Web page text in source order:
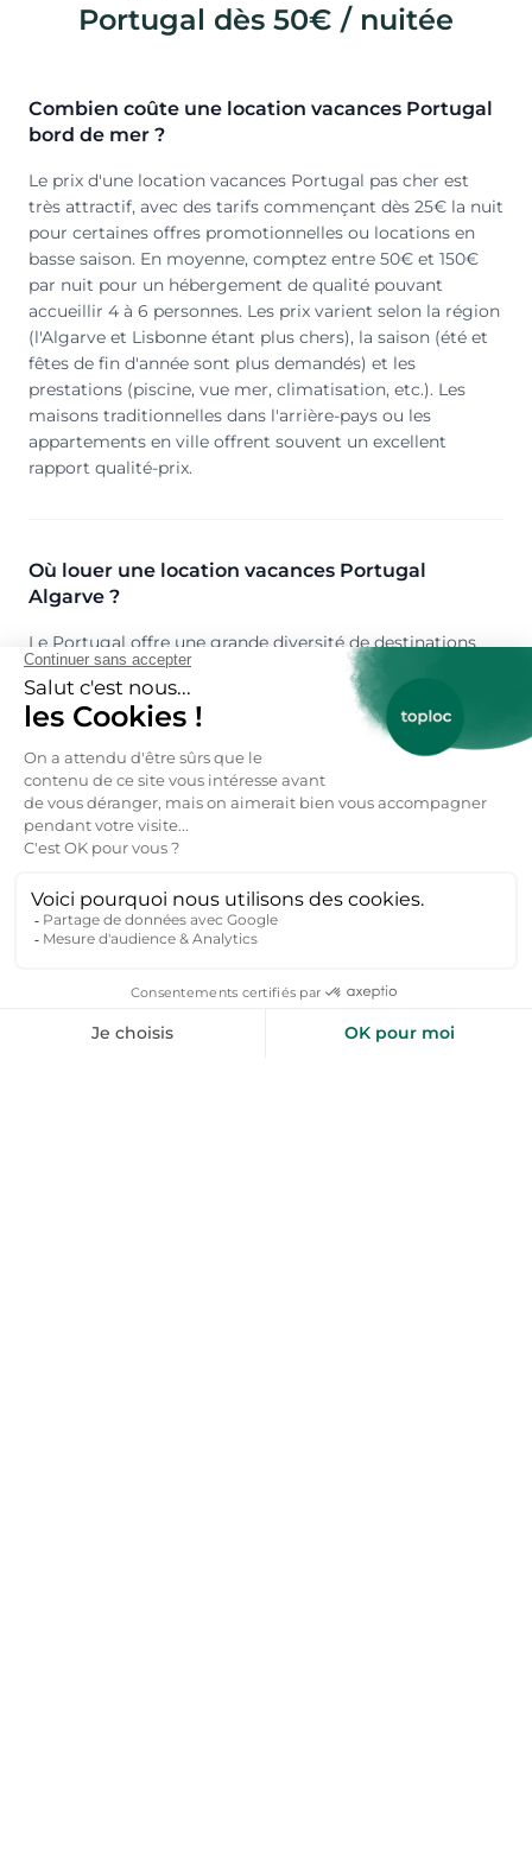
Portugal dès 50€ / nuitée
Combien coûte une location vacances Portugal
bord de mer ?
Le prix d'une location vacances Portugal pas cher est
très attractif, avec des tarifs commençant dès 25€ la nuit
pour certaines offres promotionnelles ou locations en
basse saison. En moyenne, comptez entre 50€ et 150€
par nuit pour un hébergement de qualité pouvant
accueillir 4 à 6 personnes. Les prix varient selon la région
(l'Algarve et Lisbonne étant plus chers), la saison (été et
fêtes de fin d'année sont plus demandés) et les
prestations (piscine, vue mer, climatisation, etc.). Les
maisons traditionnelles dans l'arrière-pays ou les
appartements en ville offrent souvent un excellent
rapport qualité-prix.
Où louer une location vacances Portugal
Algarve ?
Le Portugal offre une grande diversité de destinations
pour vos locations vacances. Pour des vacances
balnéaires, l'Algarve et ses plages de sable fin (comme
Lagos, Albufeira ou Tavira) sont idéales. Les amateurs de
culture et d'histoire préféreront Lisbonne, Porto ou
Sintra avec leurs monuments classés à l'UNESCO. Pour
un séjour nature, optez pour les régions de l'Alentejo, du
Douro ou de Madère, où vous trouverez des maisons
rurales, des vignobles et des paysages à couper le souffle.
randonnée et de volcans.
Quelle est la capacité d'accueil d'une location
vacances Portugal particulier à particulier ?